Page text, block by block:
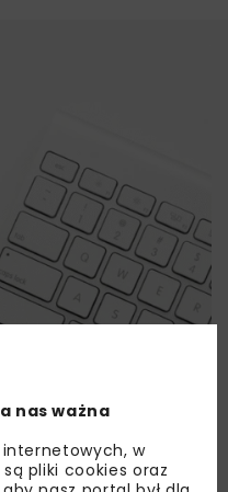
nas ważna
w
pliki cookies oraz